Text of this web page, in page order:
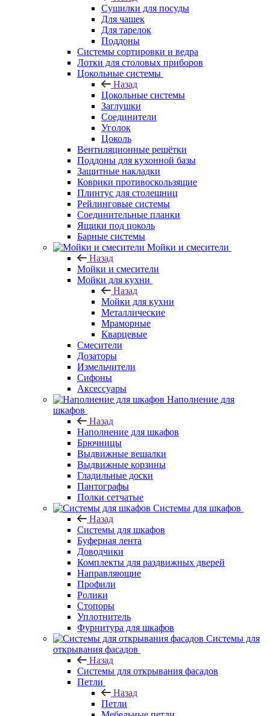
Сушилки для посуды
Для чашек
Для тарелок
Поддоны
Системы сортировки и ведра
Лотки для столовых приборов
Цокольные системы
Назад
Цокольные системы
Заглушки
Соединители
Уголок
Цоколь
Вентиляционные решётки
Поддоны для кухонной базы
Защитные накладки
Коврики противоскользящие
Плинтус для столешниц
Рейлинговые системы
Соединительные планки
Ящики под цоколь
Барные системы
Мойки и смесители
Назад
Мойки и смесители
Мойки для кухни
Назад
Мойки для кухни
Металлические
Мраморные
Кварцевые
Смесители
Дозаторы
Измельчители
Сифоны
Аксессуары
Наполнение для
шкафов
Назад
Наполнение для шкафов
Брючницы
Выдвижные вешалки
Выдвижные корзины
Гладильные доски
Пантографы
Полки сетчатые
Системы для шкафов
Назад
Системы для шкафов
Буферная лента
Доводчики
Комплекты для раздвижных дверей
Направляющие
Профили
Ролики
Стопоры
Уплотнитель
Фурнитура для шкафов
Системы для
открывания фасадов
Назад
Системы для открывания фасадов
Петли
Назад
Петли